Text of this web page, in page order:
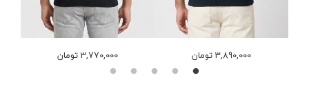
3,770,000 تومان 3,890,000 تومان